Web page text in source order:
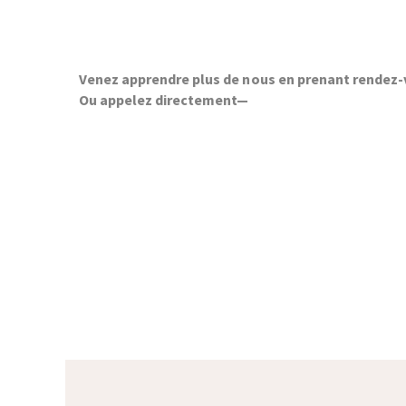
Venez apprendre plus de nous en prenant
Ou appelez directement—